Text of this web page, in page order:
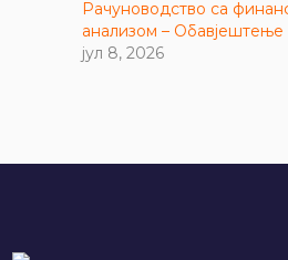
Рачуноводство са
анализом – Обавјештење
јул 8, 2026